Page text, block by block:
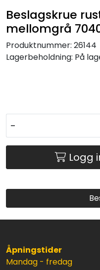
Beslagskrue
mellomgrå
Produktnummer: 26144
Lagerbeholdning: På
-
Logg
Åpningstider
Mandag - fredag